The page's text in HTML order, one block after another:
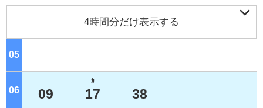
4時間分だけ表示する 
05
06 09
ｶ
17 38